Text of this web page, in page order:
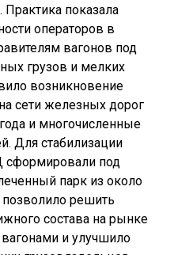
показала
операторов в
вагонов под
грузов и мелких
возникновение
сети железных дорог
и многочисленные
Для стабилизации
сформировали под
парк из около
позволило решить
состава на рынке
и улучшило